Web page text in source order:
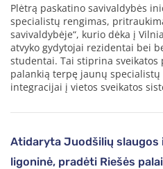
Plėtrą paskatino savivaldybės
specialistų rengimas,
savivaldybėje“, kurio dėka į
atvyko gydytojai rezidentai bei
studentai. Tai stiprina
palankią terpę jaunų
integracijai į vietos sveikatos
Atidaryta Juodšilių slaugos
ligoninė, pradėti Riešės